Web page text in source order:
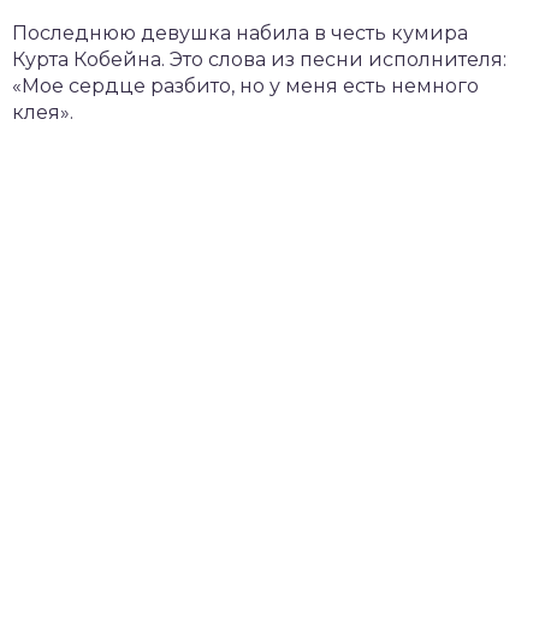
Последнюю девушка набила в честь кумира
Курта Кобейна. Это слова из песни исполнителя:
«Мое сердце разбито, но у меня есть немного
клея».